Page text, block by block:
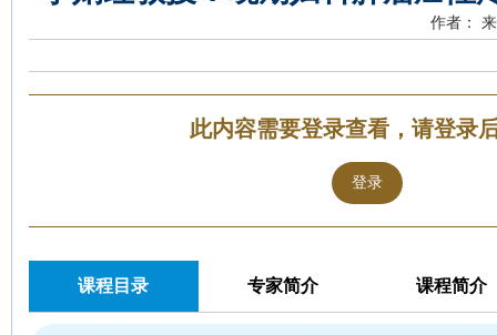
作者：
此内容需要登录查看，请登录
登录
课程目录 专家简介 课程简介